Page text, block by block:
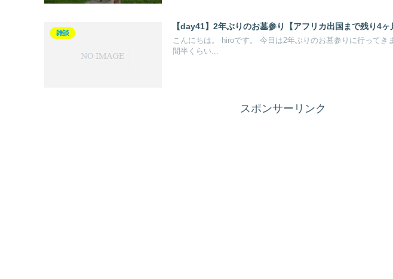
雑談
【day41】2年ぶりのお墓参り【アフリカ出国まで残り4ヶ
こんにちは。 hiroです。 今日は2年ぶりのお墓参りに行って
間半くらい...
スポンサーリンク